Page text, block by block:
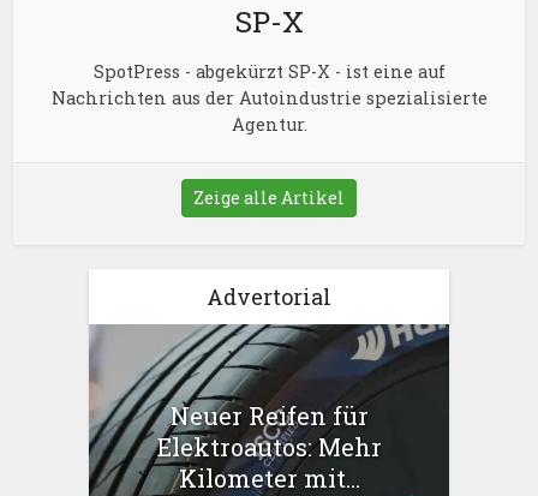
SP-X
SpotPress - abgekürzt SP-X - ist eine auf
Nachrichten aus der Autoindustrie spezialisierte
Agentur.
Zeige alle Artikel
Advertorial
Neuer Reifen für
Elektroautos: Mehr
Kilometer mit...